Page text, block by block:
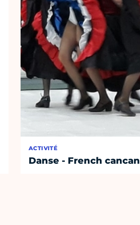
ACTIVITÉ
Danse - French cancan